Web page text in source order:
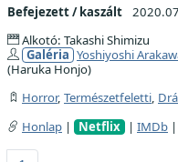
Befejezett / kaszált
Alkotó: Takashi Shimizu
Galéria Yoshiyoshi
(Haruka Honjo)
Horror, Természetfeletti,
Honlap | Netflix | IMDb |